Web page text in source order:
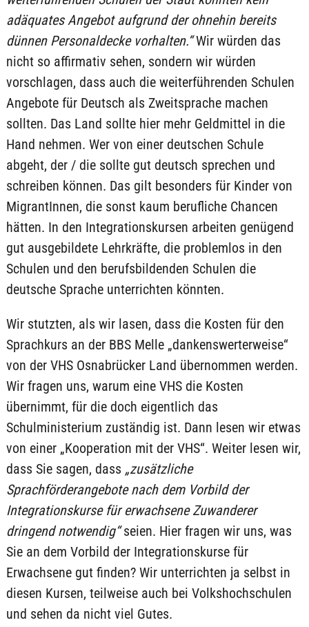
adäquates Angebot aufgrund der ohnehin bereits
dünnen Personaldecke vorhalten.“Wir würden das
nicht so affirmativ sehen, sondern wir würden
vorschlagen, dass auch die weiterführenden Schulen
Angebote für Deutsch als Zweitsprache machen
sollten. Das Land sollte hier mehr Geldmittel in die
Hand nehmen. Wer von einer deutschen Schule
abgeht, der / die sollte gut deutsch sprechen und
schreiben können. Das gilt besonders für Kinder von
MigrantInnen, die sonst kaum berufliche Chancen
hätten. In den Integrationskursen arbeiten genügend
gut ausgebildete Lehrkräfte, die problemlos in den
Schulen und den berufsbildenden Schulen die
deutsche Sprache unterrichten könnten.
Wir stutzten, als wir lasen, dass die Kosten für den
Sprachkurs an der BBS Melle „dankenswerterweise“
von der VHS Osnabrücker Land übernommen werden.
Wir fragen uns, warum eine VHS die Kosten
übernimmt, für die doch eigentlich das
Schulministerium zuständig ist. Dann lesen wir etwas
von einer „Kooperation mit der VHS“. Weiter lesen wir,
dass Sie sagen, dass „zusätzliche
Sprachförderangebote nach dem Vorbild der
Integrationskurse für erwachsene Zuwanderer
dringend notwendig“seien. Hier fragen wir uns, was
Sie an dem Vorbild der Integrationskurse für
Erwachsene gut finden? Wir unterrichten ja selbst in
diesen Kursen, teilweise auch bei Volkshochschulen
und sehen da nicht viel Gutes.